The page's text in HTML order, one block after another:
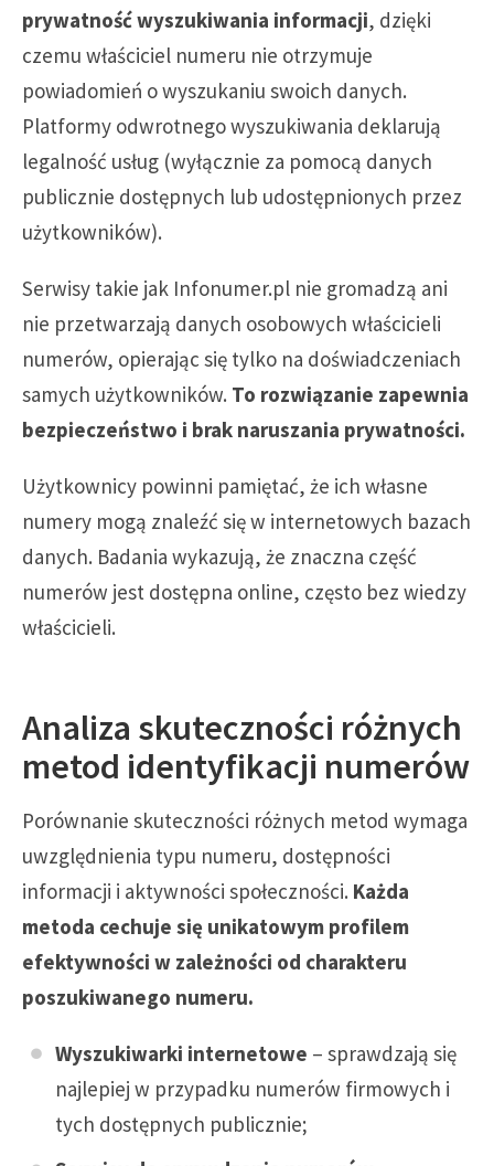
prywatność wyszukiwania informacji, dzięki
czemu właściciel numeru nie otrzymuje
powiadomień o wyszukaniu swoich danych.
Platformy odwrotnego wyszukiwania deklarują
legalność usług (wyłącznie za pomocą danych
publicznie dostępnych lub udostępnionych przez
użytkowników).
Serwisy takie jak Infonumer.pl nie gromadzą ani
nie przetwarzają danych osobowych właścicieli
numerów, opierając się tylko na doświadczeniach
samych użytkowników. To rozwiązanie zapewnia
bezpieczeństwo i brak naruszania prywatności.
Użytkownicy powinni pamiętać, że ich własne
numery mogą znaleźć się w internetowych bazach
danych. Badania wykazują, że znaczna część
numerów jest dostępna online, często bez wiedzy
właścicieli.
Analiza skuteczności różnych
metod identyfikacji numerów
Porównanie skuteczności różnych metod wymaga
uwzględnienia typu numeru, dostępności
informacji i aktywności społeczności. Każda
metoda cechuje się unikatowym profilem
efektywności w zależności od charakteru
poszukiwanego numeru.
Wyszukiwarki internetowe – sprawdzają się
najlepiej w przypadku numerów firmowych i
tych dostępnych publicznie;